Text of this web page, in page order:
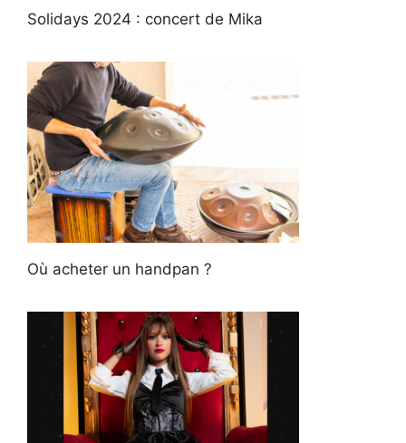
Solidays 2024 : concert de Mika
Où acheter un handpan ?